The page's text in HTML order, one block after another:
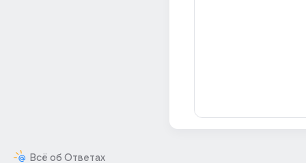
Всё об Ответах